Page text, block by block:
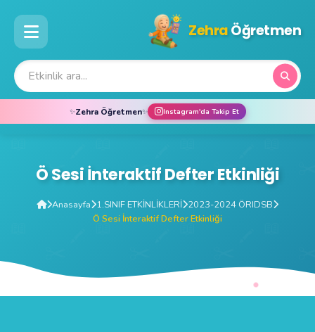
ZehraÖğretmen
✨Zehra Öğretmen✨ Instagram'da Takip Et
Ö Sesi İnteraktif Defter Etkinliği
Anasayfa 1.SINIF ETKİNLİKLERİ 2023-2024 ÖRIDSB
Ö Sesi İnteraktif Defter Etkinliği